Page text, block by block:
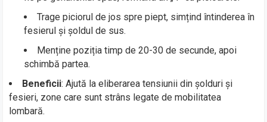
Trage piciorul de jos spre piept, simțind întinderea în
fesierul și șoldul de sus.
Menține poziția timp de 20-30 de secunde, apoi
schimbă partea.
Beneficii: Ajută la eliberarea tensiunii din șolduri și
fesieri, zone care sunt strâns legate de mobilitatea
lombară.